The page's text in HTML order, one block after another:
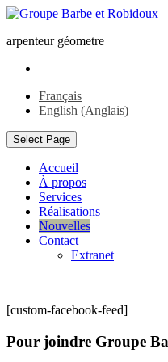
arpenteur géometre
Français
English (Anglais)
Select Page
Accueil
À propos
Services
Réalisations
Nouvelles
Contact
Extranet
[custom-facebook-feed]
Pour joindre Groupe